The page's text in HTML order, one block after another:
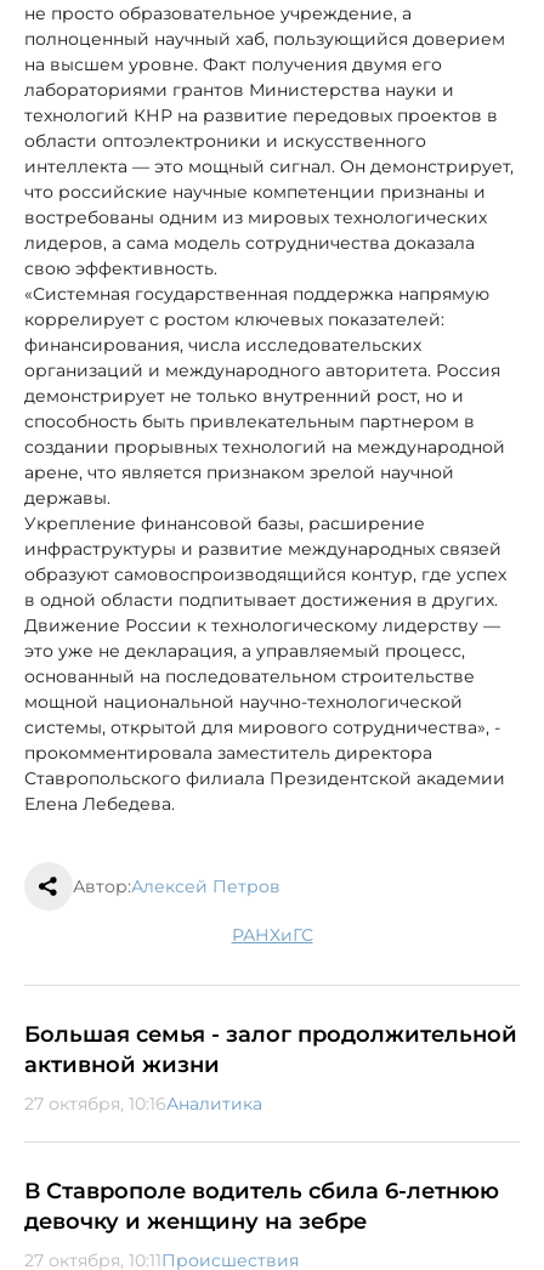
не просто образовательное учреждение, а
полноценный научный хаб, пользующийся доверием
на высшем уровне. Факт получения двумя его
лабораториями грантов Министерства науки и
технологий КНР на развитие передовых проектов в
области оптоэлектроники и искусственного
интеллекта — это мощный сигнал. Он демонстрирует,
что российские научные компетенции признаны и
востребованы одним из мировых технологических
лидеров, а сама модель сотрудничества доказала
свою эффективность.
«Системная государственная поддержка напрямую
коррелирует с ростом ключевых показателей:
финансирования, числа исследовательских
организаций и международного авторитета. Россия
демонстрирует не только внутренний рост, но и
способность быть привлекательным партнером в
создании прорывных технологий на международной
арене, что является признаком зрелой научной
державы.
Укрепление финансовой базы, расширение
инфраструктуры и развитие международных связей
образуют самовоспроизводящийся контур, где успех
в одной области подпитывает достижения в других.
Движение России к технологическому лидерству —
это уже не декларация, а управляемый процесс,
основанный на последовательном строительстве
мощной национальной научно-технологической
системы, открытой для мирового сотрудничества», -
прокомментировала заместитель директора
Ставропольского филиала Президентской академии
Елена Лебедева.
Автор:Алексей Петров
РАНХиГС
Большая семья - залог продолжительной
активной жизни
27 октября, 10:16Аналитика
В Ставрополе водитель сбила 6-летнюю
девочку и женщину на зебре
27 октября, 10:11Происшествия